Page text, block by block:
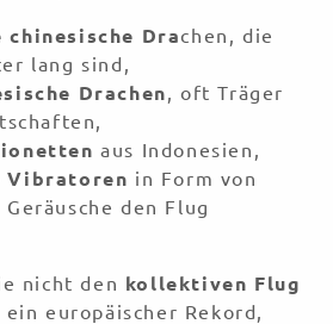
Drachen, die
lang sind,
Drachen, oft Träger
aus Indonesien,
Vibratoren in Form von
den Flug
nicht den kollektiven Flug
ein europäischer Rekord,